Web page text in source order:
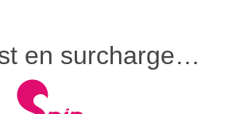
en surcharge…